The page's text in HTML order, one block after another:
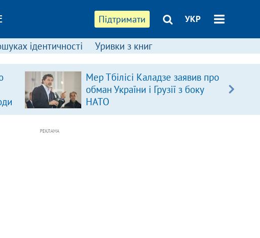
Підтримати УКР
ідентичності Уривки з книг
Мер Тбілісі Каладзе заявив про
обман України і Грузії з боку
НАТО
РЕКЛАМА